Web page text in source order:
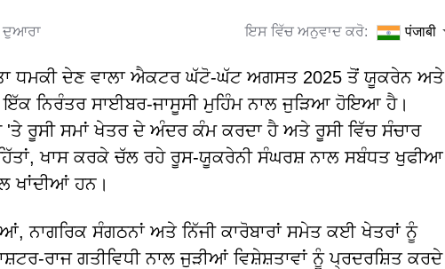
ਦੁਆਰਾ ਇਸ ਵਿੱਚ ਅਨੁਵਾਦ ਕਰੋ: पंजाबी
ਧਮਕੀ ਦੇਣ ਵਾਲਾ ਐਕਟਰ ਘੱਟੋ-ਘੱਟ ਅਗਸਤ 2025 ਤੋਂ ਯੂਕਰੇਨ ਅਤੇ
ਇੱਕ ਨਿਰੰਤਰ ਸਾਈਬਰ-ਜਾਸੂਸੀ ਮੁਹਿੰਮ ਨਾਲ ਜੁੜਿਆ ਹੋਇਆ ਹੈ।
ਰੂਸੀ ਸਮਾਂ ਖੇਤਰ ਦੇ ਅੰਦਰ ਕੰਮ ਕਰਦਾ ਹੈ ਅਤੇ ਰੂਸੀ ਵਿੱਚ ਸੰਚਾਰ
ਖਾਸ ਕਰਕੇ ਚੱਲ ਰਹੇ ਰੂਸ-ਯੂਕਰੇਨੀ ਸੰਘਰਸ਼ ਨਾਲ ਸਬੰਧਤ ਖੁਫੀਆ
ਖਾਂਦੀਆਂ ਹਨ।
ਨਾਗਰਿਕ ਸੰਗਠਨਾਂ ਅਤੇ ਨਿੱਜੀ ਕਾਰੋਬਾਰਾਂ ਸਮੇਤ ਕਈ ਖੇਤਰਾਂ ਨੂੰ
ਰਾਜ ਗਤੀਵਿਧੀ ਨਾਲ ਜੁੜੀਆਂ ਵਿਸ਼ੇਸ਼ਤਾਵਾਂ ਨੂੰ ਪ੍ਰਦਰਸ਼ਿਤ ਕਰਦੇ